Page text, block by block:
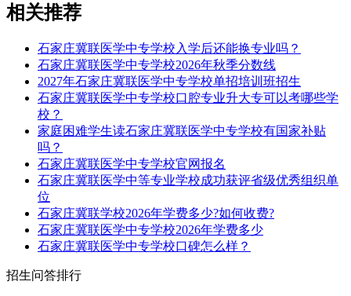
相关推荐
石家庄冀联医学中专学校入学后还能换专业吗？
石家庄冀联医学中专学校2026年秋季分数线
2027年石家庄冀联医学中专学校单招培训班招生
石家庄冀联医学中专学校口腔专业升大专可以考哪些学
校？
家庭困难学生读石家庄冀联医学中专学校有国家补贴
吗？
石家庄冀联医学中专学校官网报名
石家庄冀联医学中等专业学校成功获评省级优秀组织单
位
石家庄冀联学校2026年学费多少?如何收费?
石家庄冀联医学中专学校2026年学费多少
石家庄冀联医学中专学校口碑怎么样？
招生问答排行